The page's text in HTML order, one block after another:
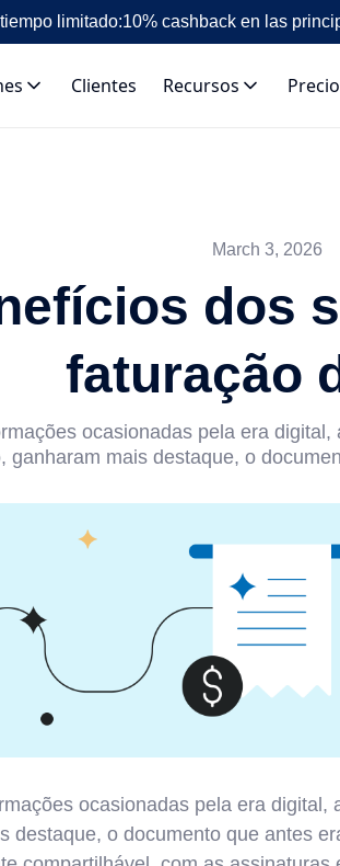
limitado:10% cashback en las
Clientes Recursos
March 3, 2026
dos
faturação
ocasionadas pela era
ganharam mais destaque, o
ocasionadas pela era
destaque, o documento que antes